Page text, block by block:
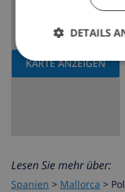
KARTE ANZEIGEN
Lesen Sie mehr über:
Spanien > Mallorca >
DETAILS